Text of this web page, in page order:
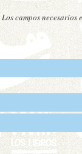
campos necesarios